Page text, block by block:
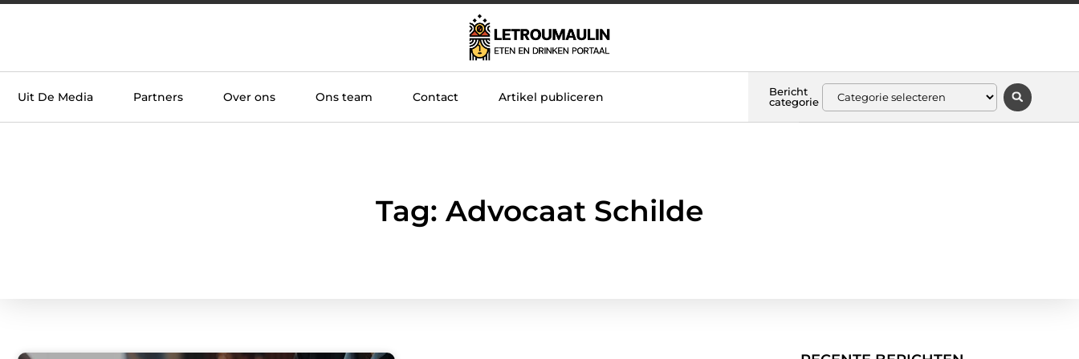
Uit De Media Partners Over ons Ons team Contact Artikel publiceren
Bericht
categorie
Tag: Advocaat Schilde